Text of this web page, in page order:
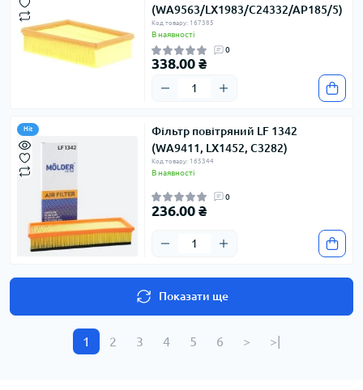
(WA9563/LX1983/C24332/AP185/5)
Код товару: 167385
В наявності
0
338.00 ₴
Hit
Фільтр повітряний LF 1342
(WA9411, LX1452, C3282)
Код товару: 165344
В наявності
0
236.00 ₴
Показати ще
1 2 3 4 5 6 > >|